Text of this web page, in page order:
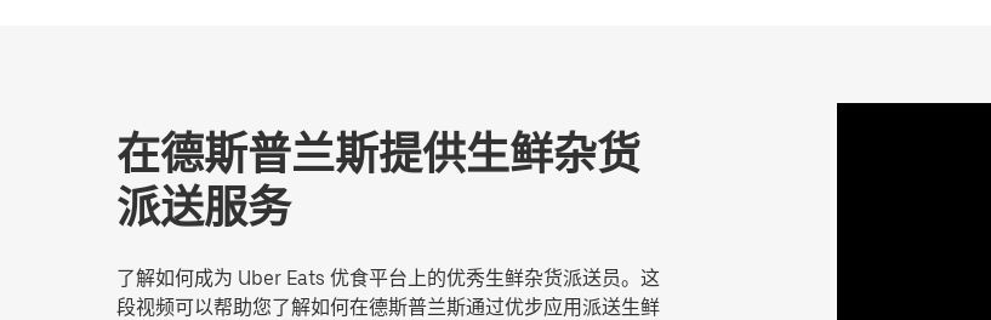
在德斯普兰斯提供生鲜杂货
派送服务
了解如何成为 Uber Eats 优食平台上的优秀生鲜杂货派送员。这
段视频可以帮助您了解如何在德斯普兰斯通过优步应用派送生鲜